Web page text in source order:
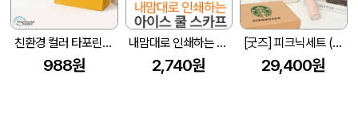
친환경 컬러 타포린백 대형(2색) (중량 140g±5)(400x250x400mm)
988원
내맘대로 인쇄하는 아이스 쿨 스카프(전면인쇄)
2,740원
[굿즈] 피크닉세트 (보온보냉백+핸디선풍기+텀블러)
29,400원